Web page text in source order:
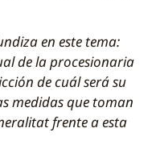
en este tema:
de la procesionaria
de cuál será su
medidas que toman
frente a esta